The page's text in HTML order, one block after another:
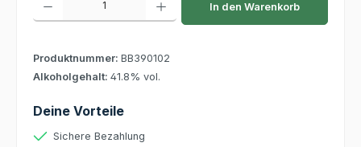
In den Warenkorb
Produktnummer: BB390102
Alkoholgehalt: 41.8% vol.
Deine Vorteile
Sichere Bezahlung